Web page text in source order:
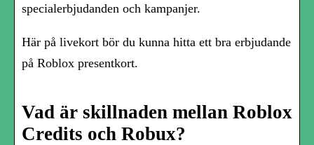
specialerbjudanden och kampanjer.
Här på livekort bör du kunna hitta ett bra erbjudande
på Roblox presentkort.
Vad är skillnaden mellan Roblox
Credits och Robux?